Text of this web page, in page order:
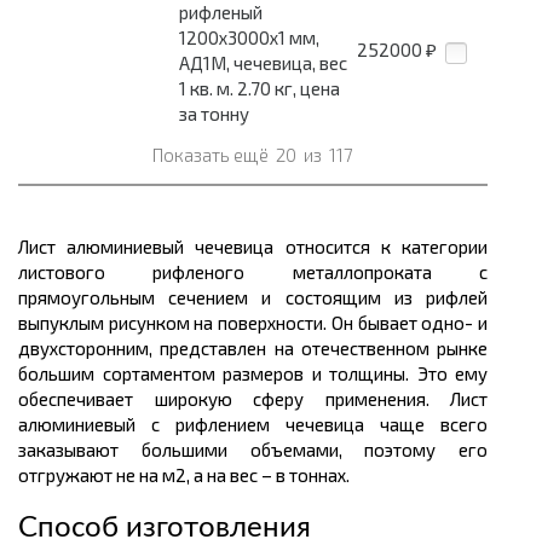
рифленый
1200x3000x1 мм,
АД1М, чечевица, вес
1 кв. м. 2.70 кг, цена
за тонну
252000 ₽
Показать ещё 20 из 117
Лист алюминиевый чечевица относится к категории
листового рифленого металлопроката с
прямоугольным сечением и состоящим из рифлей
выпуклым рисунком на поверхности. Он бывает одно- и
двухсторонним, представлен на отечественном рынке
большим сортаментом размеров и толщины. Это ему
обеспечивает широкую сферу применения. Лист
алюминиевый с рифлением чечевица чаще всего
заказывают большими объемами, поэтому его
отгружают не на м2, а на вес – в тоннах.
Способ изготовления